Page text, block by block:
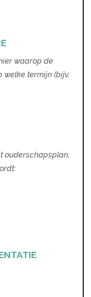
waarop de
termijn (bijv.
ouderschapsplan,